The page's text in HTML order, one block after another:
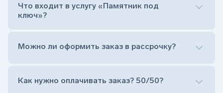
Что входит в услугу «Памятник под
ключ»?
Сам комплект памятника:
Можно ли оформить заказ в рассрочку?
Как нужно оплачивать заказ? 50/50?